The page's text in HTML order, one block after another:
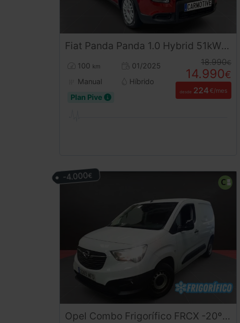
Fiat Panda Panda 1.0 Hybrid 51kW (70cv) KM0
100 km
01/2025
Manual
Híbrido
Plan Pive
18.990€
14.990€
desde 224€/mes
Opel Combo Frigorífico FRCX -20ºC (2023) | Equipo de Frío e Isotermo Oculto Nuevo a estrenar | Desde 388€/mes
-4.000€